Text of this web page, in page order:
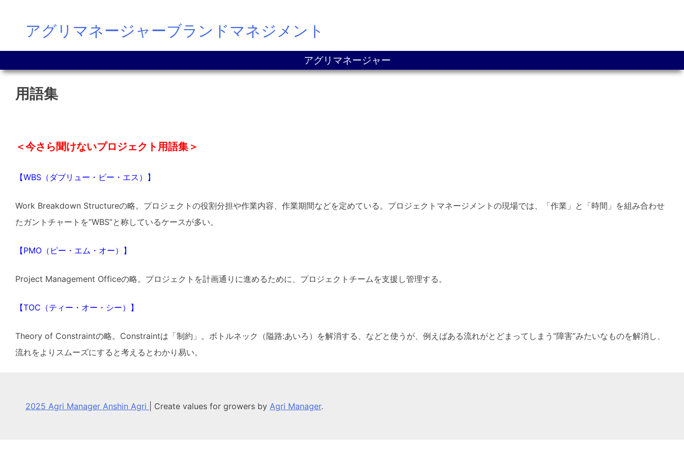
アグリマネージャーブランドマネジメント
アグリマネージャー
用語集
＜今さら聞けないプロジェクト用語集＞
【WBS（ダブリュー・ビー・エス）】
Work Breakdown Structureの略。プロジェクトの役割分担や作業内容、作業期間などを定めている。プロジェクトマネージメントの現場では、「作業」と「時間」を組み合わせ
たガントチャートを”WBS”と称しているケースが多い。
【PMO（ピー・エム・オー）】
Project Management Officeの略。プロジェクトを計画通りに進めるために、プロジェクトチームを支援し管理する。
【TOC（ティー・オー・シー）】
Theory of Constraintの略。Constraintは「制約」。ボトルネック（隘路:あいろ）を解消する、などと使うが、例えばある流れがとどまってしまう”障害”みたいなものを解消し、
流れをよりスムーズにすると考えるとわかり易い。
2025 Agri Manager Anshin Agri Create values for growers by Agri Manager.